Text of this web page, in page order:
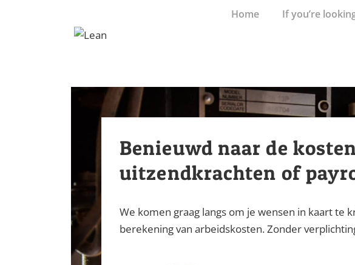
MainHome If you’re
Benieuwd naar de
uitzendkrachten of
We komen graag langs om je wensen in kaart te
berekening van arbeidskosten. Zonder